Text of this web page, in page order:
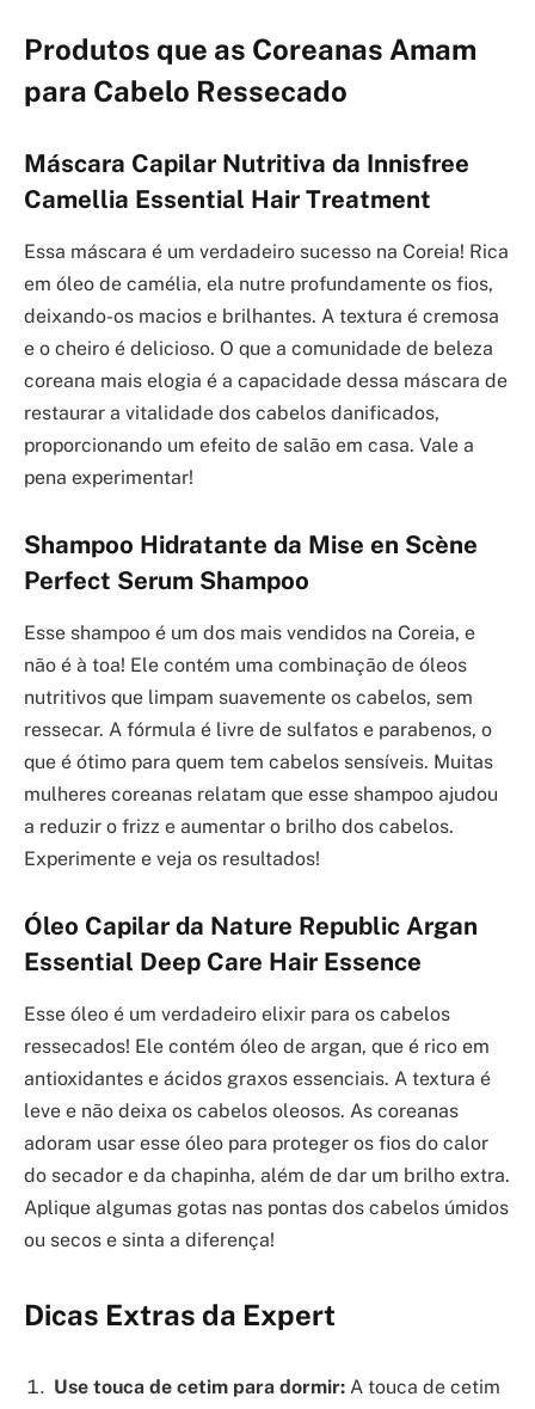
Produtos que as Coreanas Amam
para Cabelo Ressecado
Máscara Capilar Nutritiva da Innisfree
Camellia Essential Hair Treatment
Essa máscara é um verdadeiro sucesso na Coreia! Rica
em óleo de camélia, ela nutre profundamente os fios,
deixando-os macios e brilhantes. A textura é cremosa
e o cheiro é delicioso. O que a comunidade de beleza
coreana mais elogia é a capacidade dessa máscara de
restaurar a vitalidade dos cabelos danificados,
proporcionando um efeito de salão em casa. Vale a
pena experimentar!
Shampoo Hidratante da Mise en Scène
Perfect Serum Shampoo
Esse shampoo é um dos mais vendidos na Coreia, e
não é à toa! Ele contém uma combinação de óleos
nutritivos que limpam suavemente os cabelos, sem
ressecar. A fórmula é livre de sulfatos e parabenos, o
que é ótimo para quem tem cabelos sensíveis. Muitas
mulheres coreanas relatam que esse shampoo ajudou
a reduzir o frizz e aumentar o brilho dos cabelos.
Experimente e veja os resultados!
Óleo Capilar da Nature Republic Argan
Essential Deep Care Hair Essence
Esse óleo é um verdadeiro elixir para os cabelos
ressecados! Ele contém óleo de argan, que é rico em
antioxidantes e ácidos graxos essenciais. A textura é
leve e não deixa os cabelos oleosos. As coreanas
adoram usar esse óleo para proteger os fios do calor
do secador e da chapinha, além de dar um brilho extra.
Aplique algumas gotas nas pontas dos cabelos úmidos
ou secos e sinta a diferença!
Dicas Extras da Expert
Use touca de cetim para dormir: A touca de cetim